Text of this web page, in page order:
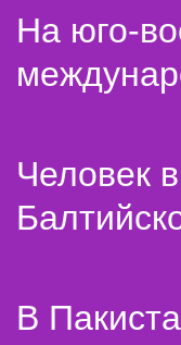
На юго-
Человек
В